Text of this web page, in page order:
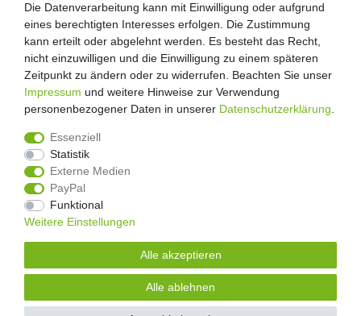
Zooheld Blog
Widerrufsrecht
Vertrag widerrufen
Geschäftsbedingungen
Impressum
Unsere Artikel sind gelistet auf:
© Copyright 2026 | Alle Rechte vorbehalten.
Alle Preise inklusive gesetzlicher Mehrwertsteuer und zuzüglich
| * Pflichtfeld
Die Datenverarbeitung kann mit Einwilligung oder aufgrund
eines berechtigten Interesses erfolgen. Die Zustimmung
kann erteilt oder abgelehnt werden. Es besteht das Recht,
nicht einzuwilligen und die Einwilligung zu einem späteren
Zeitpunkt zu ändern oder zu widerrufen. Beachten Sie unser
Impressum und weitere Hinweise zur Verwendung
personenbezogener Daten in unserer Daten­schutz­erklärung
Essenziell
Statistik
Externe Medien
PayPal
Funktional
Weitere Einstellungen
Alle akzeptieren
Alle ablehnen
Die Datenverarbeitung kann mit Einwilligung oder aufgrund
eines berechtigten Interesses erfolgen. Die Zustimmung
kann erteilt oder abgelehnt werden. Es besteht das Recht,
nicht einzuwilligen und die Einwilligung zu einem späteren
Zeitpunkt zu ändern oder zu widerrufen. Beachten Sie unser
Impressum und weitere Hinweise zur Verwendung
personenbezogener Daten in unserer Daten­schutz­erklärung
Essenziell
Statistik
Externe Medien
PayPal
Funktional
Weitere Einstellungen
Alle akzeptieren
Alle ablehnen